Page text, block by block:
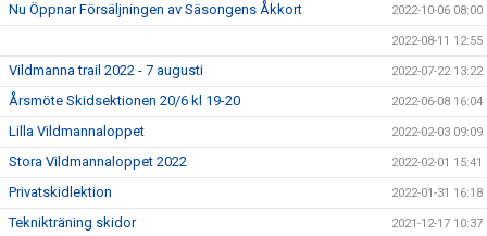
Nu Öppnar Försäljningen av Säsongens Åkkort 2022-10-06 08:00
2022-08-11 12:55
Vildmanna trail 2022 - 7 augusti 2022-07-22 13:22
Årsmöte Skidsektionen 20/6 kl 19-20 2022-06-08 16:04
Lilla Vildmannaloppet 2022-02-03 09:09
Stora Vildmannaloppet 2022 2022-02-01 15:41
Privatskidlektion 2022-01-31 16:18
Teknikträning skidor 2021-12-17 10:37